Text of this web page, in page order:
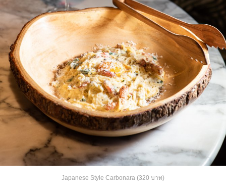
Japanese Style Carbonara (320 บาท)